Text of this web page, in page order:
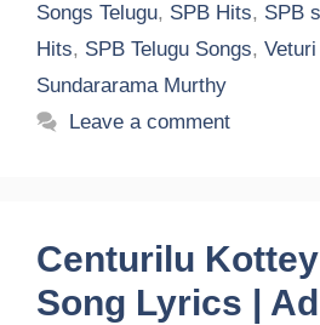
Songs Telugu, SPB Hits, SPB
Hits, SPB Telugu Songs,
Sundararama Murthy
Leave a comment
Centurilu
Song Lyrics |